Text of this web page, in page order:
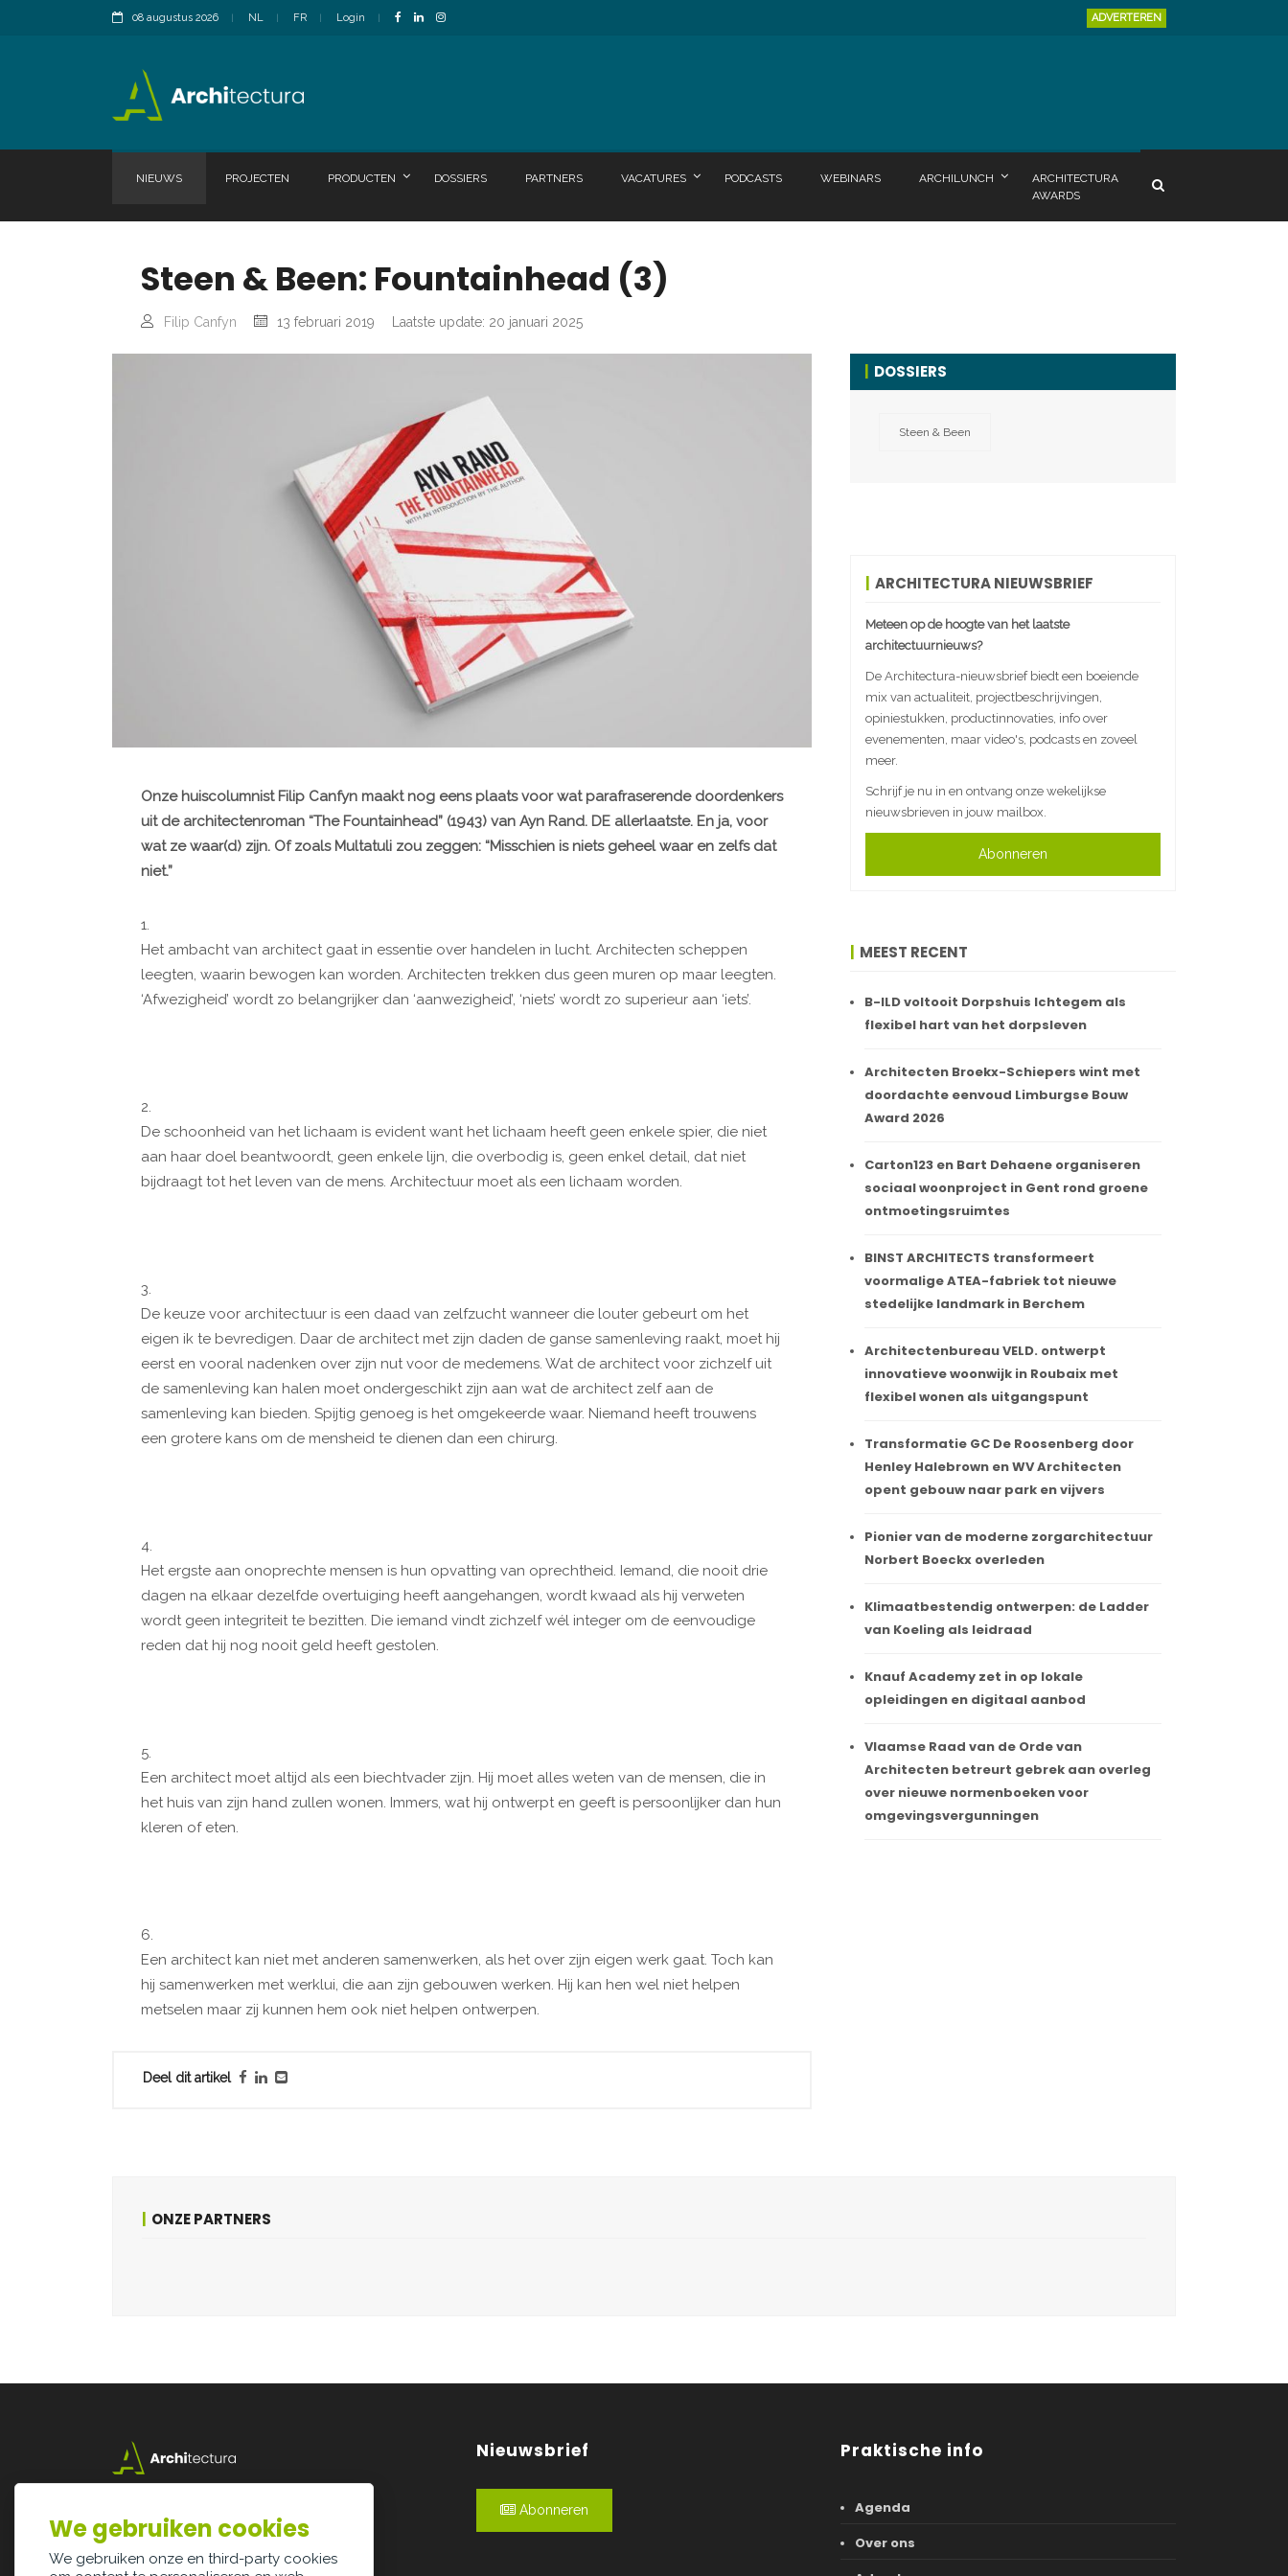
08 augustus 2026 NL FR Login ADVERTEREN
NIEUWS PROJECTEN PRODUCTEN DOSSIERS PARTNERS VACATURES PODCASTS WEBINARS ARCHILUNCH
ARCHITECTURA
AWARDS
Steen & Been: Fountainhead (3)
Filip Canfyn 13 februari 2019 Laatste update: 20 januari 2025
Onze huiscolumnist Filip Canfyn maakt nog eens plaats voor wat parafraserende doordenkers
uit de architectenroman “The Fountainhead” (1943) van Ayn Rand. DE allerlaatste. En ja, voor
wat ze waar(d) zijn. Of zoals Multatuli zou zeggen: “Misschien is niets geheel waar en zelfs dat
niet.”
1.
Het ambacht van architect gaat in essentie over handelen in lucht. Architecten scheppen
leegten, waarin bewogen kan worden. Architecten trekken dus geen muren op maar leegten.
‘Afwezigheid’ wordt zo belangrijker dan ‘aanwezigheid’, ‘niets’ wordt zo superieur aan ‘iets’.
2.
De schoonheid van het lichaam is evident want het lichaam heeft geen enkele spier, die niet
aan haar doel beantwoordt, geen enkele lijn, die overbodig is, geen enkel detail, dat niet
bijdraagt tot het leven van de mens. Architectuur moet als een lichaam worden.
3.
De keuze voor architectuur is een daad van zelfzucht wanneer die louter gebeurt om het
eigen ik te bevredigen. Daar de architect met zijn daden de ganse samenleving raakt, moet hij
eerst en vooral nadenken over zijn nut voor de medemens. Wat de architect voor zichzelf uit
de samenleving kan halen moet ondergeschikt zijn aan wat de architect zelf aan de
samenleving kan bieden. Spijtig genoeg is het omgekeerde waar. Niemand heeft trouwens
een grotere kans om de mensheid te dienen dan een chirurg.
4.
Het ergste aan onoprechte mensen is hun opvatting van oprechtheid. Iemand, die nooit drie
dagen na elkaar dezelfde overtuiging heeft aangehangen, wordt kwaad als hij verweten
wordt geen integriteit te bezitten. Die iemand vindt zichzelf wél integer om de eenvoudige
reden dat hij nog nooit geld heeft gestolen.
5.
Een architect moet altijd als een biechtvader zijn. Hij moet alles weten van de mensen, die in
het huis van zijn hand zullen wonen. Immers, wat hij ontwerpt en geeft is persoonlijker dan hun
kleren of eten.
6.
Een architect kan niet met anderen samenwerken, als het over zijn eigen werk gaat. Toch kan
hij samenwerken met werklui, die aan zijn gebouwen werken. Hij kan hen wel niet helpen
metselen maar zij kunnen hem ook niet helpen ontwerpen.
Deel dit artikel
DOSSIERS
Steen & Been
ARCHITECTURA NIEUWSBRIEF
Meteen op de hoogte van het laatste
architectuurnieuws?
De Architectura-nieuwsbrief biedt een boeiende
mix van actualiteit, projectbeschrijvingen,
opiniestukken, productinnovaties, info over
evenementen, maar video's, podcasts en zoveel
meer.
Schrijf je nu in en ontvang onze wekelijkse
nieuwsbrieven in jouw mailbox.
Abonneren
MEEST RECENT
B-ILD voltooit Dorpshuis Ichtegem als
flexibel hart van het dorpsleven
Architecten Broekx-Schiepers wint met
doordachte eenvoud Limburgse Bouw
Award 2026
Carton123 en Bart Dehaene organiseren
sociaal woonproject in Gent rond groene
ontmoetingsruimtes
BINST ARCHITECTS transformeert
voormalige ATEA-fabriek tot nieuwe
stedelijke landmark in Berchem
Architectenbureau VELD. ontwerpt
innovatieve woonwijk in Roubaix met
flexibel wonen als uitgangspunt
Transformatie GC De Roosenberg door
Henley Halebrown en WV Architecten
opent gebouw naar park en vijvers
Pionier van de moderne zorgarchitectuur
Norbert Boeckx overleden
Klimaatbestendig ontwerpen: de Ladder
van Koeling als leidraad
Knauf Academy zet in op lokale
opleidingen en digitaal aanbod
Vlaamse Raad van de Orde van
Architecten betreurt gebrek aan overleg
over nieuwe normenboeken voor
omgevingsvergunningen
ONZE PARTNERS
3500 Hasselt
info@architectura.be
Nieuwsbrief
Abonneren
Praktische info
Agenda
Over ons
We gebruiken cookies
We gebruiken onze en third-party cookies